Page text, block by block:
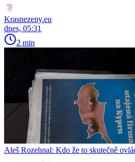
Krasnezeny.eu
dnes, 05:31
2 min
Aleš Rozehnal: Kdo že to skutečně